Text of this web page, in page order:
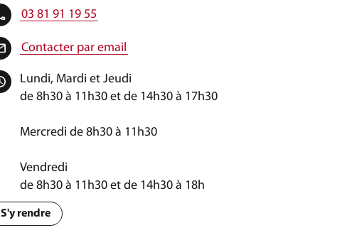
03 81 91 19 55
Contacter par email
Lundi, Mardi et Jeudi
de 8h30 à 11h30 et de 14h30 à 17h30
Mercredi de 8h30 à 11h30
Vendredi
de 8h30 à 11h30 et de 14h30 à 18h
S'y rendre